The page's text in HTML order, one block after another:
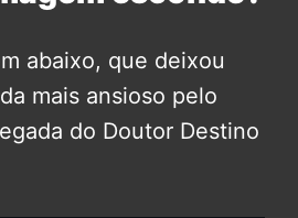
abaixo, que deixou
mais ansioso pelo
do Doutor Destino